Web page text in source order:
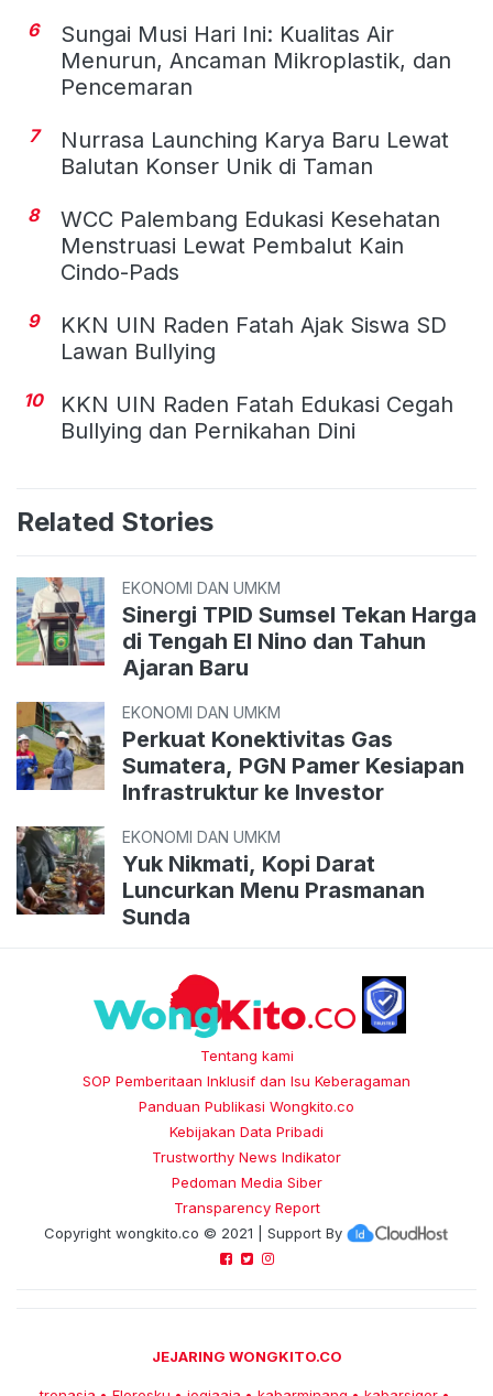
6
Sungai Musi Hari Ini: Kualitas Air
Menurun, Ancaman Mikroplastik, dan
Pencemaran
7
Nurrasa Launching Karya Baru Lewat
Balutan Konser Unik di Taman
8
WCC Palembang Edukasi Kesehatan
Menstruasi Lewat Pembalut Kain
Cindo-Pads
9
KKN UIN Raden Fatah Ajak Siswa SD
Lawan Bullying
10
KKN UIN Raden Fatah Edukasi Cegah
Bullying dan Pernikahan Dini
Related Stories
EKONOMI DAN UMKM
Sinergi TPID Sumsel Tekan Harga
di Tengah El Nino dan Tahun
Ajaran Baru
EKONOMI DAN UMKM
Perkuat Konektivitas Gas
Sumatera, PGN Pamer Kesiapan
Infrastruktur ke Investor
EKONOMI DAN UMKM
Yuk Nikmati, Kopi Darat
Luncurkan Menu Prasmanan
Sunda
Tentang kami
SOP Pemberitaan Inklusif dan Isu Keberagaman
Panduan Publikasi Wongkito.co
Kebijakan Data Pribadi
Trustworthy News Indikator
Pedoman Media Siber
Transparency Report
Copyright wongkito.co © 2021 | Support By
JEJARING WONGKITO.CO